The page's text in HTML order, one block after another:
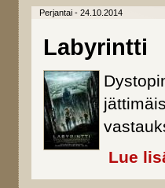
Perjantai - 24.10.2014
Labyrintti
Lue